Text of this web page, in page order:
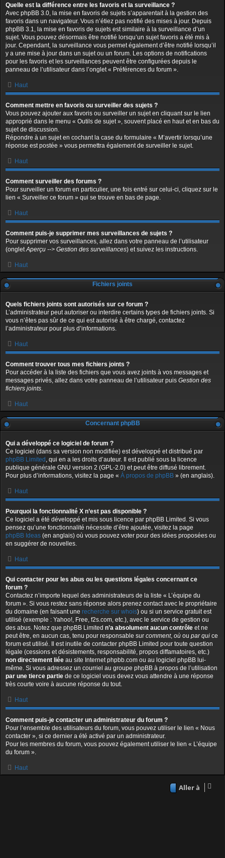
Quelle est la différence entre les favoris et la surveillance ?
Avec phpBB 3.0, la mise en favoris de sujets s’apparentait à la gestion des
favoris dans un navigateur. Vous n’étiez pas notifié des mises à jour. Depuis
phpBB 3.1, la mise en favoris de sujets est similaire à la surveillance d’un
sujet. Vous pouvez désormais être notifié lorsqu’un sujet favoris a été mis à
jour. Cependant, la surveillance vous permet également d’être notifié lorsqu’il
y a une mise à jour dans un sujet ou un forum. Les options de notifications
pour les favoris et les surveillances peuvent être configurées depuis le
panneau de l’utilisateur dans l’onglet « Préférences du forum ».
Haut
Comment mettre en favoris ou surveiller des sujets ?
Vous pouvez ajouter aux favoris ou surveiller un sujet en cliquant sur le lien
approprié dans le menu « Outils de sujet », souvent placé en haut et en bas du
sujet de discussion.
Répondre à un sujet en cochant la case du formulaire « M’avertir lorsqu’une
réponse est postée » vous permettra également de surveiller le sujet.
Haut
Comment surveiller des forums ?
Pour surveiller un forum en particulier, une fois entré sur celui-ci, cliquez sur le
lien « Surveiller ce forum » qui se trouve en bas de page.
Haut
Comment puis-je supprimer mes surveillances de sujets ?
Pour supprimer vos surveillances, allez dans votre panneau de l’utilisateur
(ongletAperçu --> Gestion des surveillances) et suivez les instructions.
Haut
Fichiers joints
Quels fichiers joints sont autorisés sur ce forum ?
L’administrateur peut autoriser ou interdire certains types de fichiers joints. Si
vous n’êtes pas sûr de ce qui est autorisé à être chargé, contactez
l’administrateur pour plus d’informations.
Haut
Comment trouver tous mes fichiers joints ?
Pour accéder à la liste des fichiers que vous avez joints à vos messages et
messages privés, allez dans votre panneau de l’utilisateur puis Gestion des
fichiers joints.
Haut
Concernant phpBB
Qui a développé ce logiciel de forum ?
Ce logiciel (dans sa version non modifiée) est développé et distribué par
phpBB Limited , qui en a les droits d’auteur. Il est publié sous la licence
publique générale GNU version 2 (GPL-2.0) et peut être diffusé librement.
Pour plus d’informations, visitez la page « À propos de phpBB » (en anglais).
Haut
Pourquoi la fonctionnalité X n’est pas disponible ?
Ce logiciel a été développé et mis sous licence par phpBB Limited. Si vous
pensez qu’une fonctionnalité nécessite d’être ajoutée, visitez la page
phpBB Ideas (en anglais) où vous pouvez voter pour des idées proposées ou
en suggérer de nouvelles.
Haut
Qui contacter pour les abus ou les questions légales concernant ce
forum ?
Contactez n’importe lequel des administrateurs de la liste « L’équipe du
forum ». Si vous restez sans réponse alors prenez contact avec le propriétaire
du domaine (en faisant une recherche sur whois) ou si un service gratuit est
utilisé (exemple : Yahoo!, Free, f2s.com, etc.), avec le service de gestion ou
des abus. Notez que phpBB Limited n’a absolument aucun contrôle et ne
peut être, en aucun cas, tenu pour responsable sur comment, où ou par qui ce
forum est utilisé. Il est inutile de contacter phpBB Limited pour toute question
légale (cessions et désistements, responsabilité, propos diffamatoires, etc.)
non directement liée au site Internet phpbb.com ou au logiciel phpBB lui-
même. Si vous adressez un courriel au groupe phpBB à propos de l’utilisation
par une tierce partie de ce logiciel vous devez vous attendre à une réponse
très courte voire à aucune réponse du tout.
Haut
Comment puis-je contacter un administrateur du forum ?
Pour l’ensemble des utilisateurs du forum, vous pouvez utiliser le lien « Nous
contacter », si ce dernier a été activé par un administrateur.
Pour les membres du forum, vous pouvez également utiliser le lien « L’équipe
du forum ».
Haut
Aller à